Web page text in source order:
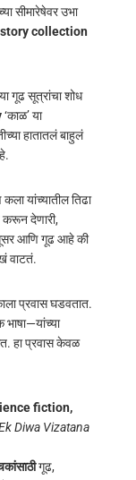
सीमारेषेवर उभा
collection
गूढ सूत्रांचा शोध
‘काळ’ या
हातातलं बाहुलं
यांच्यातील तिढा
देणारी,
धूसर आणि गूढ आहे की
वाटतं.
प्रवास घडवतात.
हा प्रवास केवळ
fiction,
Diwa Vizatana
गूढ,